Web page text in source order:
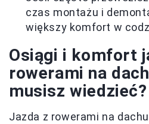
czas montażu i
większy komfort w
Osiągi i komfort
rowerami na
musisz wiedzieć?
Jazda z rowerami na